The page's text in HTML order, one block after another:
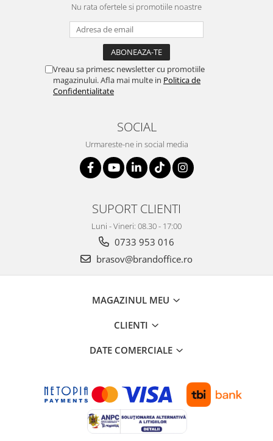
Cabluri si conectivitate
Incarcatoare wireless
Incarcatoare cu fir si auto
Ceasuri smart - Smartwatch
Baterii externe - Powerbanks
Cartuse, tonere, consumabile PC
Standuri PC si suporturi
Suporturi si huse telefoane &
Periferice PC si accesorii
Ghilotine și Trimmere
Distrugatoare documente
Cosuri de gunoi pentru birou
Scaune, birouri si produse
Nu rata ofertele si promotiile noastre
Vreau sa primesc newsletter cu promotiile
magazinului. Afla mai multe in Politica de
Confidentialitate
SOCIAL
Urmareste-ne in social media
SUPORT CLIENTI
Luni - Vineri: 08.30 - 17:00
0733 953 016
brasov@brandoffice.ro
MAGAZINUL MEU
CLIENTI
DATE COMERCIALE